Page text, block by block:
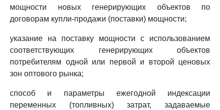
мощности новых генерирующих объектов по
договорам купли-продажи (поставки) мощности;
указание на поставку мощности с использованием
соответствующих генерирующих объектов
потребителям одной или первой и второй ценовых
зон оптового рынка;
способ и параметры ежегодной индексации
переменных (топливных) затрат, задаваемые